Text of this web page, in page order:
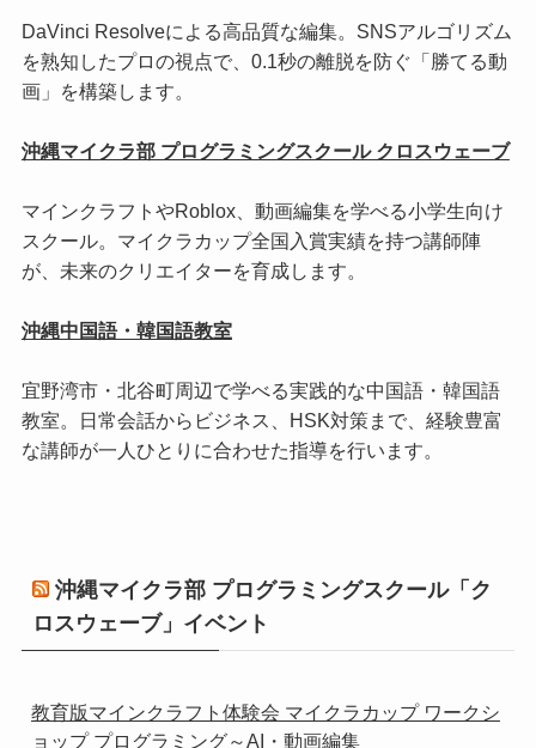
DaVinci Resolveによる高品質な編集。SNSアルゴリズム
を熟知したプロの視点で、0.1秒の離脱を防ぐ「勝てる動
画」を構築します。
沖縄マイクラ部 プログラミングスクール クロスウェーブ
マインクラフトやRoblox、動画編集を学べる小学生向け
スクール。マイクラカップ全国入賞実績を持つ講師陣
が、未来のクリエイターを育成します。
沖縄中国語・韓国語教室
宜野湾市・北谷町周辺で学べる実践的な中国語・韓国語
教室。日常会話からビジネス、HSK対策まで、経験豊富
な講師が一人ひとりに合わせた指導を行います。
沖縄マイクラ部 プログラミングスクール「ク
ロスウェーブ」イベント
教育版マインクラフト体験会 マイクラカップ ワークシ
ョップ プログラミング～AI・動画編集